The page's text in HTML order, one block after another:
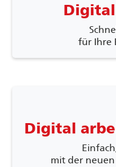
für Ihre
Digital
mit der neuen